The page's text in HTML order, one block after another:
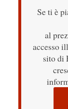
Se ti è
al
accesso
sito di